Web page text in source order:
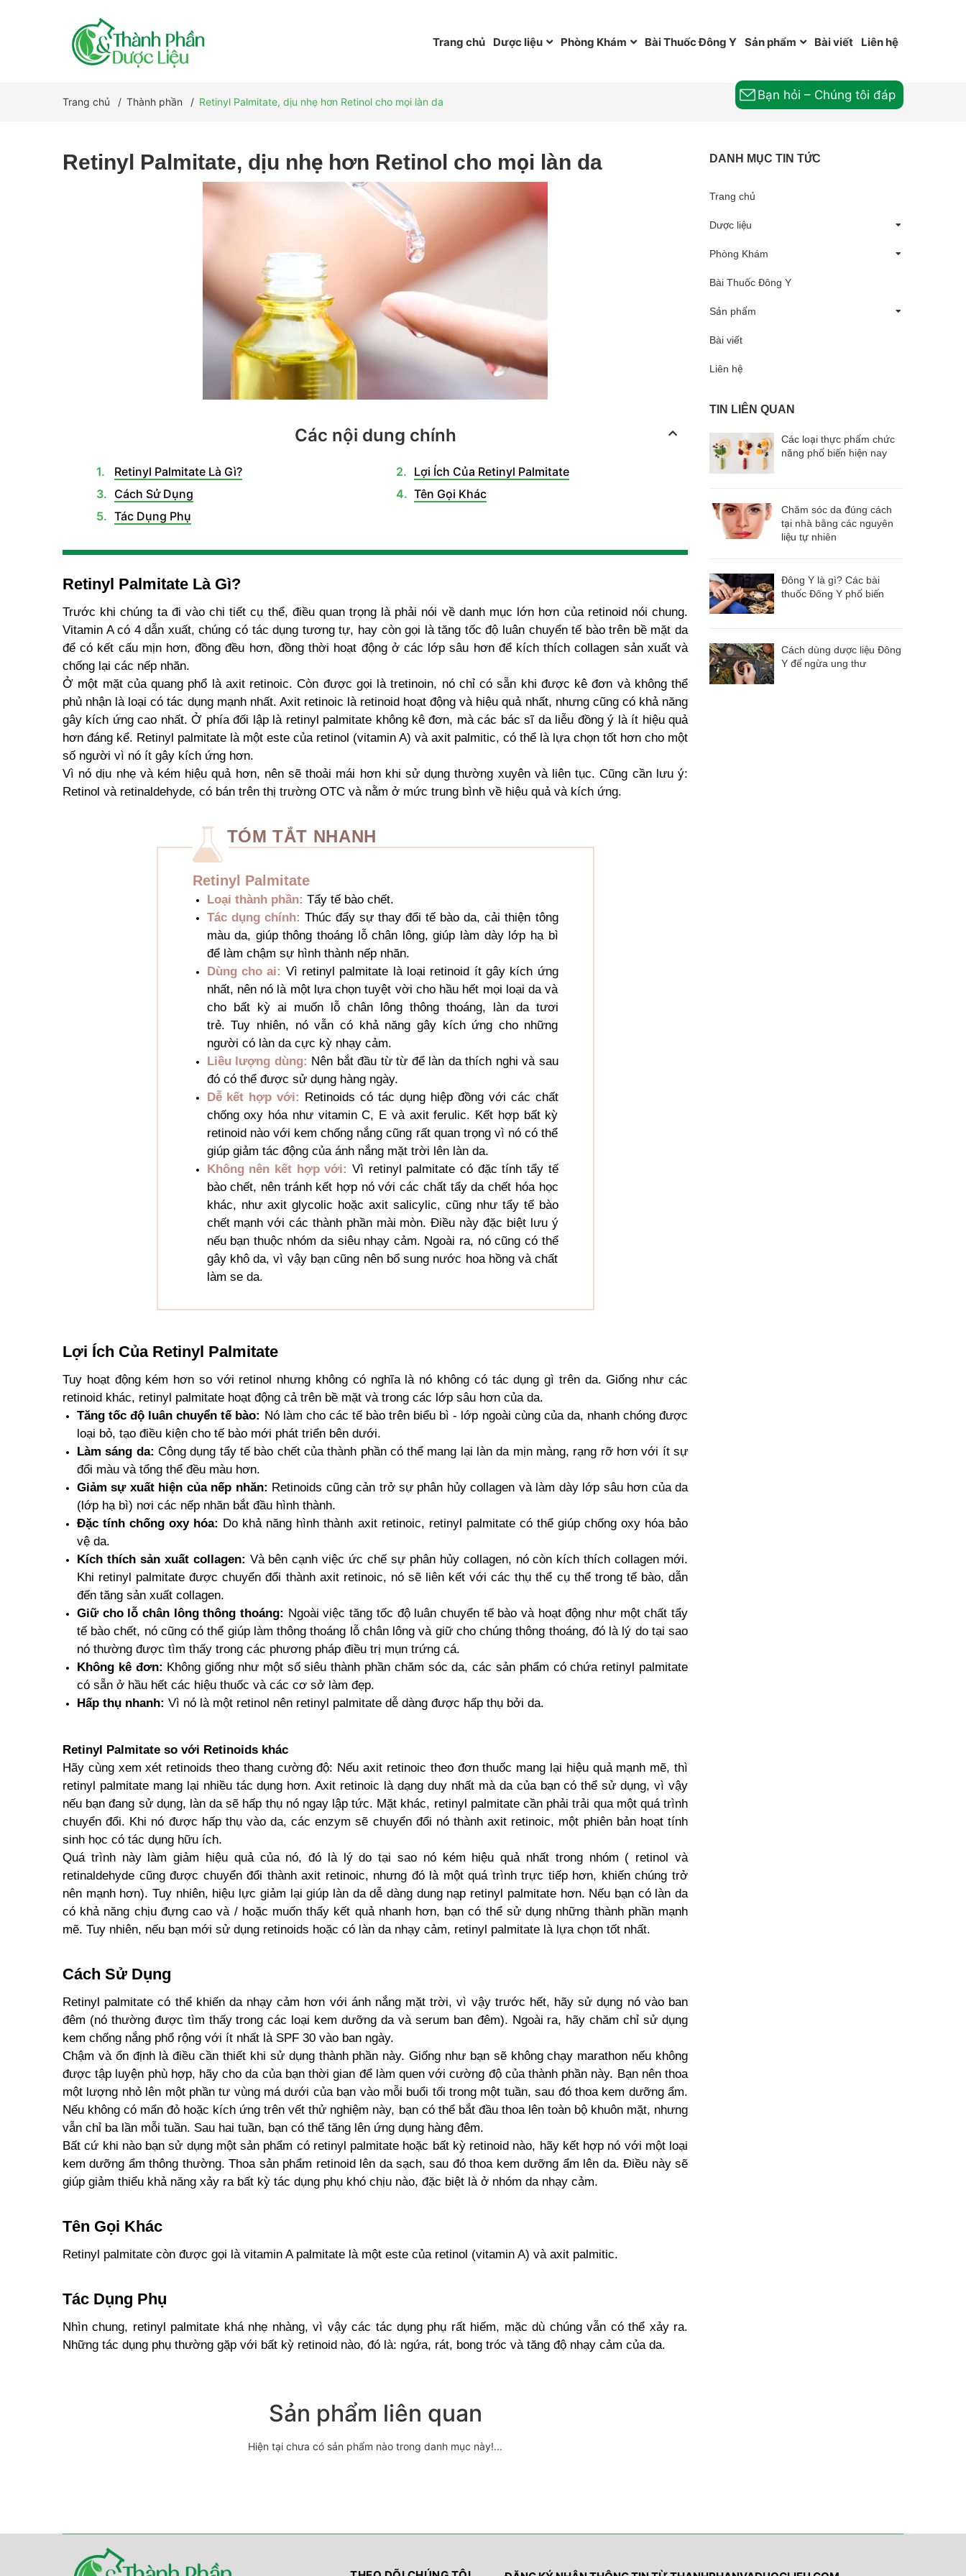
Trang chủ Dược liệu Phòng Khám Bài Thuốc Đông Y Sản phẩm Bài viết Liên hệ
Bạn hỏi – Chúng tôi đáp
Trang chủ / Thành phần / Retinyl Palmitate, dịu nhẹ hơn Retinol cho mọi làn da
Retinyl Palmitate, dịu nhẹ hơn Retinol cho mọi làn da
Các nội dung chính
Retinyl Palmitate Là Gì?
Lợi Ích Của Retinyl Palmitate
Cách Sử Dụng
Tên Gọi Khác
Tác Dụng Phụ
Retinyl Palmitate Là Gì?
Trước khi chúng ta đi vào chi tiết cụ thể, điều quan trọng là phải nói về danh mục lớn hơn của retinoid nói chung.
Vitamin A có 4 dẫn xuất, chúng có tác dụng tương tự, hay còn gọi là tăng tốc độ luân chuyển tế bào trên bề mặt da
để có kết cấu mịn hơn, đồng đều hơn, đồng thời hoạt động ở các lớp sâu hơn để kích thích collagen sản xuất và
chống lại các nếp nhăn.
Ở một mặt của quang phổ là axit retinoic. Còn được gọi là tretinoin, nó chỉ có sẵn khi được kê đơn và không thể
phủ nhận là loại có tác dụng mạnh nhất. Axit retinoic là retinoid hoạt động và hiệu quả nhất, nhưng cũng có khả năng
gây kích ứng cao nhất. Ở phía đối lập là retinyl palmitate không kê đơn, mà các bác sĩ da liễu đồng ý là ít hiệu quả
hơn đáng kể. Retinyl palmitate là một este của retinol (vitamin A) và axit palmitic, có thể là lựa chọn tốt hơn cho một
số người vì nó ít gây kích ứng hơn.
Vì nó dịu nhẹ và kém hiệu quả hơn, nên sẽ thoải mái hơn khi sử dụng thường xuyên và liên tục. Cũng cần lưu ý:
Retinol và retinaldehyde, có bán trên thị trường OTC và nằm ở mức trung bình về hiệu quả và kích ứng.
TÓM TẮT NHANH
Retinyl Palmitate
Loại thành phần: Tẩy tế bào chết.
Tác dụng chính: Thúc đẩy sự thay đổi tế bào da, cải thiện tông
màu da, giúp thông thoáng lỗ chân lông, giúp làm dày lớp hạ bì
để làm chậm sự hình thành nếp nhăn.
Dùng cho ai: Vì retinyl palmitate là loại retinoid ít gây kích ứng
nhất, nên nó là một lựa chọn tuyệt vời cho hầu hết mọi loại da và
cho bất kỳ ai muốn lỗ chân lông thông thoáng, làn da tươi
trẻ. Tuy nhiên, nó vẫn có khả năng gây kích ứng cho những
người có làn da cực kỳ nhạy cảm.
Liều lượng dùng: Nên bắt đầu từ từ để làn da thích nghi và sau
đó có thể được sử dụng hàng ngày.
Dễ kết hợp với: Retinoids có tác dụng hiệp đồng với các chất
chống oxy hóa như vitamin C, E và axit ferulic. Kết hợp bất kỳ
retinoid nào với kem chống nắng cũng rất quan trọng vì nó có thể
giúp giảm tác động của ánh nắng mặt trời lên làn da.
Không nên kết hợp với: Vì retinyl palmitate có đặc tính tẩy tế
bào chết, nên tránh kết hợp nó với các chất tẩy da chết hóa học
khác, như axit glycolic hoặc axit salicylic, cũng như tẩy tế bào
chết mạnh với các thành phần mài mòn. Điều này đặc biệt lưu ý
nếu bạn thuộc nhóm da siêu nhạy cảm. Ngoài ra, nó cũng có thể
gây khô da, vì vậy bạn cũng nên bổ sung nước hoa hồng và chất
làm se da.
Lợi Ích Của Retinyl Palmitate
Tuy hoạt động kém hơn so với retinol nhưng không có nghĩa là nó không có tác dụng gì trên da. Giống như các
retinoid khác, retinyl palmitate hoạt động cả trên bề mặt và trong các lớp sâu hơn của da.
Tăng tốc độ luân chuyển tế bào: Nó làm cho các tế bào trên biểu bì - lớp ngoài cùng của da, nhanh chóng được
loại bỏ, tạo điều kiện cho tế bào mới phát triển bên dưới.
Làm sáng da: Công dụng tẩy tế bào chết của thành phần có thể mang lại làn da mịn màng, rạng rỡ hơn với ít sự
đổi màu và tổng thể đều màu hơn.
Giảm sự xuất hiện của nếp nhăn: Retinoids cũng cản trở sự phân hủy collagen và làm dày lớp sâu hơn của da
(lớp hạ bì) nơi các nếp nhăn bắt đầu hình thành.
Đặc tính chống oxy hóa: Do khả năng hình thành axit retinoic, retinyl palmitate có thể giúp chống oxy hóa bảo
vệ da.
Kích thích sản xuất collagen: Và bên cạnh việc ức chế sự phân hủy collagen, nó còn kích thích collagen mới.
Khi retinyl palmitate được chuyển đổi thành axit retinoic, nó sẽ liên kết với các thụ thể cụ thể trong tế bào, dẫn
đến tăng sản xuất collagen.
Giữ cho lỗ chân lông thông thoáng: Ngoài việc tăng tốc độ luân chuyển tế bào và hoạt động như một chất tẩy
tế bào chết, nó cũng có thể giúp làm thông thoáng lỗ chân lông và giữ cho chúng thông thoáng, đó là lý do tại sao
nó thường được tìm thấy trong các phương pháp điều trị mụn trứng cá.
Không kê đơn: Không giống như một số siêu thành phần chăm sóc da, các sản phẩm có chứa retinyl palmitate
có sẵn ở hầu hết các hiệu thuốc và các cơ sở làm đẹp.
Hấp thụ nhanh: Vì nó là một retinol nên retinyl palmitate dễ dàng được hấp thụ bởi da.
Retinyl Palmitate so với Retinoids khác
Hãy cùng xem xét retinoids theo thang cường độ: Nếu axit retinoic theo đơn thuốc mang lại hiệu quả mạnh mẽ, thì
retinyl palmitate mang lại nhiều tác dụng hơn. Axit retinoic là dạng duy nhất mà da của bạn có thể sử dụng, vì vậy
nếu bạn đang sử dụng, làn da sẽ hấp thụ nó ngay lập tức. Mặt khác, retinyl palmitate cần phải trải qua một quá trình
chuyển đổi. Khi nó được hấp thụ vào da, các enzym sẽ chuyển đổi nó thành axit retinoic, một phiên bản hoạt tính
sinh học có tác dụng hữu ích.
Quá trình này làm giảm hiệu quả của nó, đó là lý do tại sao nó kém hiệu quả nhất trong nhóm ( retinol và
retinaldehyde cũng được chuyển đổi thành axit retinoic, nhưng đó là một quá trình trực tiếp hơn, khiến chúng trở
nên mạnh hơn). Tuy nhiên, hiệu lực giảm lại giúp làn da dễ dàng dung nạp retinyl palmitate hơn. Nếu bạn có làn da
có khả năng chịu đựng cao và / hoặc muốn thấy kết quả nhanh hơn, bạn có thể sử dụng những thành phần mạnh
mẽ. Tuy nhiên, nếu bạn mới sử dụng retinoids hoặc có làn da nhạy cảm, retinyl palmitate là lựa chọn tốt nhất.
Cách Sử Dụng
Retinyl palmitate có thể khiến da nhạy cảm hơn với ánh nắng mặt trời, vì vậy trước hết, hãy sử dụng nó vào ban
đêm (nó thường được tìm thấy trong các loại kem dưỡng da và serum ban đêm). Ngoài ra, hãy chăm chỉ sử dụng
kem chống nắng phổ rộng với ít nhất là SPF 30 vào ban ngày.
Chậm và ổn định là điều cần thiết khi sử dụng thành phần này. Giống như bạn sẽ không chạy marathon nếu không
được tập luyện phù hợp, hãy cho da của bạn thời gian để làm quen với cường độ của thành phần này. Bạn nên thoa
một lượng nhỏ lên một phần tư vùng má dưới của bạn vào mỗi buổi tối trong một tuần, sau đó thoa kem dưỡng ẩm.
Nếu không có mẩn đỏ hoặc kích ứng trên vết thử nghiệm này, bạn có thể bắt đầu thoa lên toàn bộ khuôn mặt, nhưng
vẫn chỉ ba lần mỗi tuần. Sau hai tuần, bạn có thể tăng lên ứng dụng hàng đêm.
Bất cứ khi nào bạn sử dụng một sản phẩm có retinyl palmitate hoặc bất kỳ retinoid nào, hãy kết hợp nó với một loại
kem dưỡng ẩm thông thường. Thoa sản phẩm retinoid lên da sạch, sau đó thoa kem dưỡng ẩm lên da. Điều này sẽ
giúp giảm thiểu khả năng xảy ra bất kỳ tác dụng phụ khó chịu nào, đặc biệt là ở nhóm da nhạy cảm.
Tên Gọi Khác
Retinyl palmitate còn được gọi là vitamin A palmitate là một este của retinol (vitamin A) và axit palmitic.
Tác Dụng Phụ
Nhìn chung, retinyl palmitate khá nhẹ nhàng, vì vậy các tác dụng phụ rất hiếm, mặc dù chúng vẫn có thể xảy ra.
Những tác dụng phụ thường gặp với bất kỳ retinoid nào, đó là: ngứa, rát, bong tróc và tăng độ nhạy cảm của da.
Sản phẩm liên quan
Hiện tại chưa có sản phẩm nào trong danh mục này!...
DANH MỤC TIN TỨC
Trang chủ
Dược liệu
Phòng Khám
Bài Thuốc Đông Y
Sản phẩm
Bài viết
Liên hệ
TIN LIÊN QUAN
Các loại thực phẩm chức
năng phổ biến hiện nay
Chăm sóc da đúng cách
tại nhà bằng các nguyên
liệu tự nhiên
Đông Y là gì? Các bài
thuốc Đông Y phổ biến
Cách dùng dược liệu Đông
Y để ngừa ung thư